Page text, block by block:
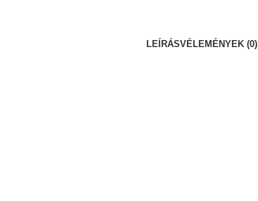
LEÍRÁSVÉLEMÉNYEK (0)